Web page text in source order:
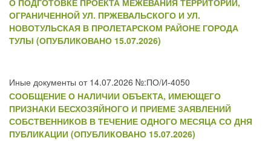
О ПОДГОТОВКЕ ПРОЕКТА МЕЖЕВАНИЯ ТЕРРИТОРИИ,
ОГРАНИЧЕННОЙ УЛ. ПРЖЕВАЛЬСКОГО И УЛ.
НОВОТУЛЬСКАЯ В ПРОЛЕТАРСКОМ РАЙОНЕ ГОРОДА
ТУЛЫ (ОПУБЛИКОВАНО 15.07.2026)
Иные документы от 14.07.2026 №:ПО/И-4050
СООБЩЕНИЕ О НАЛИЧИИ ОБЪЕКТА, ИМЕЮЩЕГО
ПРИЗНАКИ БЕСХОЗЯЙНОГО И ПРИЕМЕ ЗАЯВЛЕНИЙ
СОБСТВЕННИКОВ В ТЕЧЕНИЕ ОДНОГО МЕСЯЦА СО ДНЯ
ПУБЛИКАЦИИ (ОПУБЛИКОВАНО 15.07.2026)